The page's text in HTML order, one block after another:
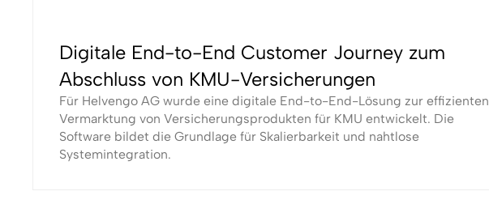
Digitale End-to-End Customer Journey zum
Abschluss von KMU-Versicherungen
Für Helvengo AG wurde eine digitale End-to-End-Lösung zur effizienten
Vermarktung von Versicherungsprodukten für KMU entwickelt. Die
Software bildet die Grundlage für Skalierbarkeit und nahtlose
Systemintegration.